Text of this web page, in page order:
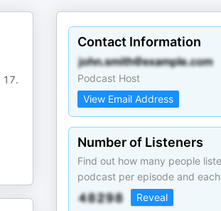
17.
Contact Information
Podcast Host
View Email Address
Number of Listeners
Find out how many people
podcast per episode and
Reveal